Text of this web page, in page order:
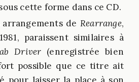
cette forme dans ce CD.
de Rearrange,
paraissent similaires à
Driver (enregistrée bien
possible que ce titre ait